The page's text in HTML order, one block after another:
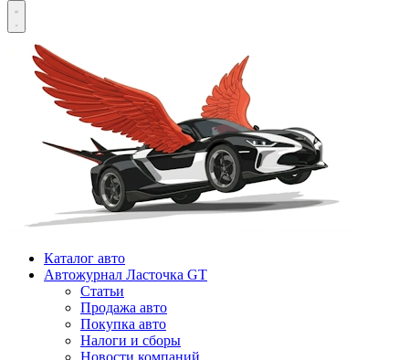
Каталог авто
Автожурнал Ласточка GT
Статьи
Продажа авто
Покупка авто
Налоги и сборы
Новости компаний